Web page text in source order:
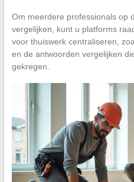
Om meerdere professionals op
vergelijken, kunt u platforms
voor thuiswerk centraliseren,
en de antwoorden vergelijken
gekregen.